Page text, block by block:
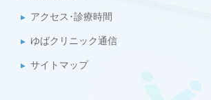
アクセス･診療時間
ゆばクリニック通信
サイトマップ